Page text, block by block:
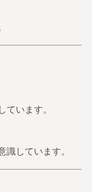
ています。
識しています。